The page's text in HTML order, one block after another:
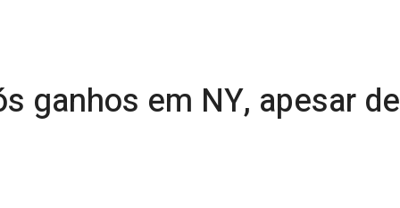
ganhos em NY, apesar de